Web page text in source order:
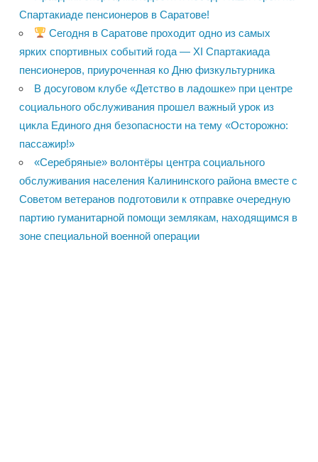
Спартакиаде пенсионеров в Саратове!
Сегодня в Саратове проходит одно из самых
ярких спортивных событий года — XI Спартакиада
пенсионеров, приуроченная ко Дню физкультурника
В досуговом клубе «Детство в ладошке» при центре
социального обслуживания прошел важный урок из
цикла Единого дня безопасности на тему «Осторожно:
пассажир!»
«Серебряные» волонтёры центра социального
обслуживания населения Калининского района вместе с
Советом ветеранов подготовили к отправке очередную
партию гуманитарной помощи землякам, находящимся в
зоне специальной военной операции